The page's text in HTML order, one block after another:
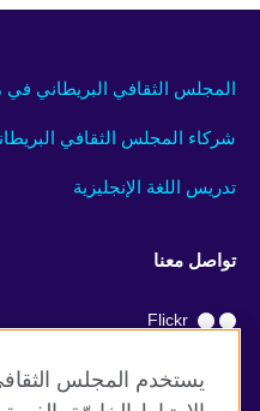
المجلس الثقافي البريطاني في
شركاء المجلس الثقافي
تدريس اللغة الإنجليزية
تواصل معنا
Flickr
RSS
يستخدم المجلس